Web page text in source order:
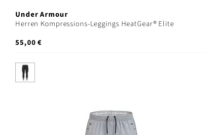
Under Armour
Herren Kompressions-Leggings HeatGear® Elite
55,00 €